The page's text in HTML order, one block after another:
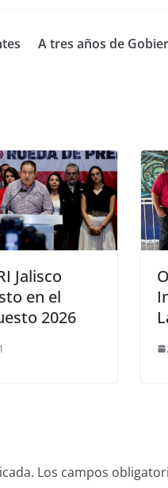
A tres años de
Jalisco
en el
2026
Los campos